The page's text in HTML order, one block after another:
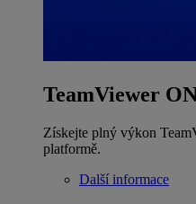
TeamViewer
Získejte plný výkon
platformě.
Další informace